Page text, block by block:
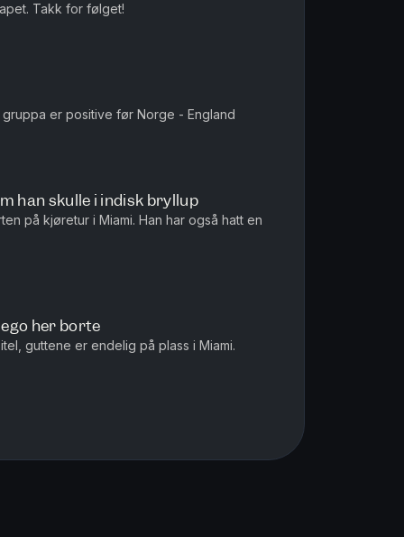
Takk for følget!
er positive før Norge - England
han skulle i indisk bryllup
på kjøretur i Miami. Han har også hatt en
her borte
guttene er endelig på plass i Miami.